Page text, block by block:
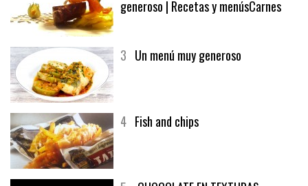
2El solomillo de buey y un vino